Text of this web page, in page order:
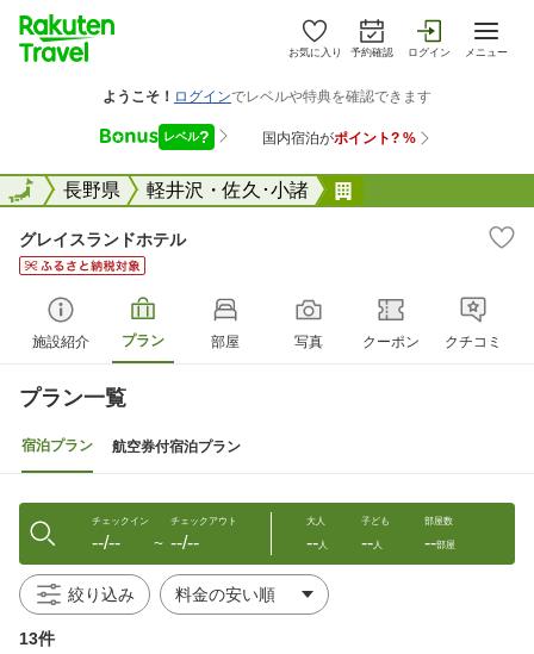
お気に入り 予約確認 ログイン メニュー
全国長野県 軽井沢・佐久･小諸
全国
グレイスランドホテル
施設紹介 プラン 部屋 写真 クーポン クチコミ
プラン一覧
宿泊プラン 航空券付宿泊プラン
チェックイン
--/-- 〜
チェックアウト
--/--
大人
--人
子ども
--人
部屋数
--部屋
絞り込み
13件